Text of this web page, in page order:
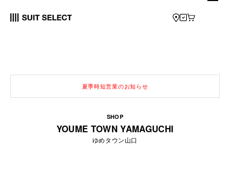
夏季時短営業のお知らせ
SHOP
YOUME TOWN YAMAGUCHI
ゆめタウン山口